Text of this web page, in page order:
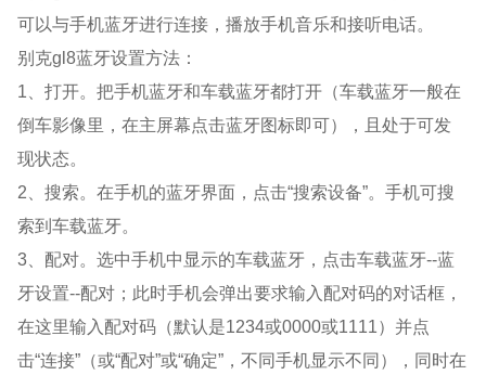
可以与手机蓝牙进行连接，播放手机音乐和接听电话。
别克gl8蓝牙设置方法：
1、打开。把手机蓝牙和车载蓝牙都打开（车载蓝牙一般在
倒车影像里，在主屏幕点击蓝牙图标即可），且处于可发
现状态。
2、搜索。在手机的蓝牙界面，点击“搜索设备”。手机可搜
索到车载蓝牙。
3、配对。选中手机中显示的车载蓝牙，点击车载蓝牙--蓝
牙设置--配对；此时手机会弹出要求输入配对码的对话框，
在这里输入配对码（默认是1234或0000或1111）并点
击“连接”（或“配对”或“确定”，不同手机显示不同），同时在